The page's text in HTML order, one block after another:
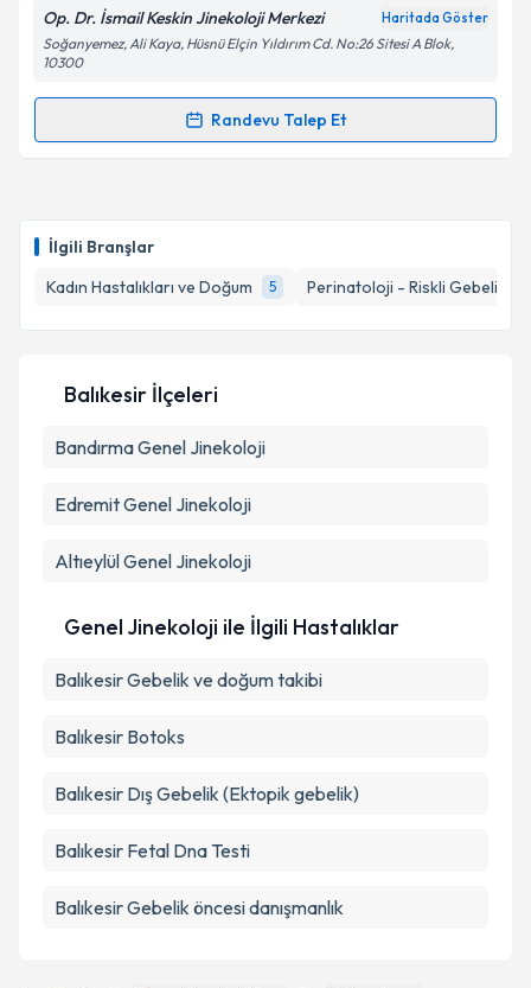
İlgili Branşlar
Kadın Hastalıkları ve Doğum
5 Perinatoloji - Riskli Gebelikler
E-posta Adresiniz
Kişisel verilerimin işlenmesine ilişkin
Metni'ni okudum ve kişisel verilerimin belirtilen
Op. Dr. İsmail Keskin Jinekoloji Merkezi Haritada Göster
Soğanyemez, Ali Kaya, Hüsnü Elçin Yıldırım Cd. No:26 Sitesi A Blok,
10300
Randevu Talep Et
Randevu Takvimi Talebi
takvim hazırlandığında e-posta ile bilgilendireceğiz.
Metni'ni okudum ve kişisel verilerimin belirtilen
Balıkesir İlçeleri
BandırmaGenel Jinekoloji
EdremitGenel Jinekoloji
AltıeylülGenel Jinekoloji
Genel Jinekoloji ile İlgili Hastalıklar
Balıkesir Gebelik ve doğum takibi
Balıkesir Botoks
Balıkesir Dış Gebelik (Ektopik gebelik)
Balıkesir Fetal Dna Testi
Balıkesir Gebelik öncesi danışmanlık